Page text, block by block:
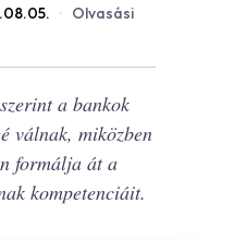
· Olvasási
a bankok
válnak, miközben
formálja át a
kompetenciáit.